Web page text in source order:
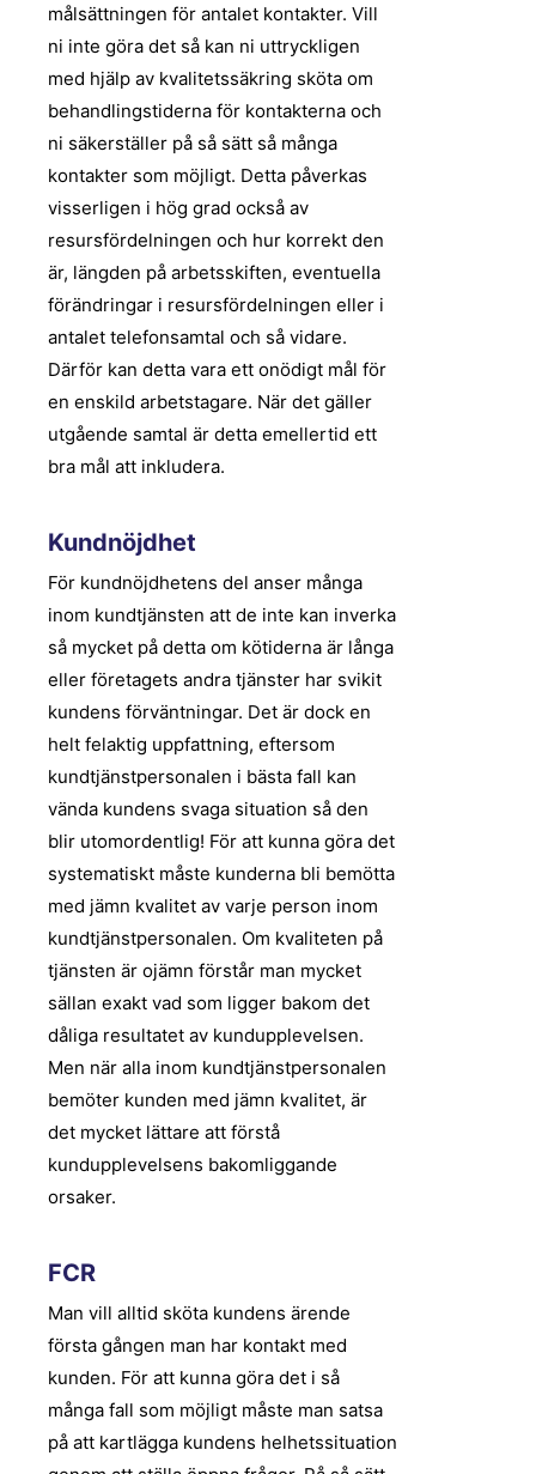
målsättningen för antalet kontakter. Vill
ni inte göra det så kan ni uttryckligen
med hjälp av kvalitetssäkring sköta om
behandlingstiderna för kontakterna och
ni säkerställer på så sätt så många
kontakter som möjligt. Detta påverkas
visserligen i hög grad också av
resursfördelningen och hur korrekt den
är, längden på arbetsskiften, eventuella
förändringar i resursfördelningen eller i
antalet telefonsamtal och så vidare.
Därför kan detta vara ett onödigt mål för
en enskild arbetstagare. När det gäller
utgående samtal är detta emellertid ett
bra mål att inkludera.
Kundnöjdhet
För kundnöjdhetens del anser många
inom kundtjänsten att de inte kan inverka
så mycket på detta om kötiderna är långa
eller företagets andra tjänster har svikit
kundens förväntningar. Det är dock en
helt felaktig uppfattning, eftersom
kundtjänstpersonalen i bästa fall kan
vända kundens svaga situation så den
blir utomordentlig! För att kunna göra det
systematiskt måste kunderna bli bemötta
med jämn kvalitet av varje person inom
kundtjänstpersonalen. Om kvaliteten på
tjänsten är ojämn förstår man mycket
sällan exakt vad som ligger bakom det
dåliga resultatet av kundupplevelsen.
Men när alla inom kundtjänstpersonalen
bemöter kunden med jämn kvalitet, är
det mycket lättare att förstå
kundupplevelsens bakomliggande
orsaker.
FCR
Man vill alltid sköta kundens ärende
första gången man har kontakt med
kunden. För att kunna göra det i så
många fall som möjligt måste man satsa
på att kartlägga kundens helhetssituation